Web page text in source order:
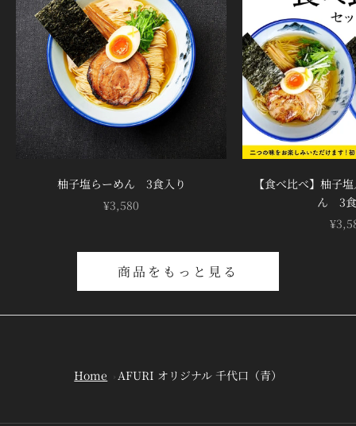
柚子塩らーめん 3食入り
セール価格
¥3,580
【食べ比べ】柚子
ん 3
セー
商品をもっと見る
Home AFURI オリジナル 千代口（青）